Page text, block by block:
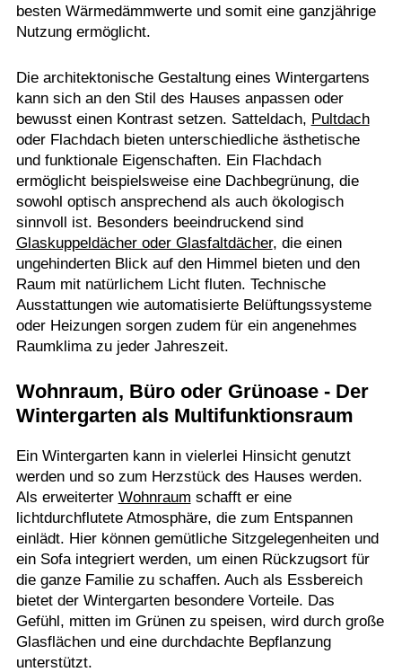
besten Wärmedämmwerte und somit eine ganzjährige
Nutzung ermöglicht.
Die architektonische Gestaltung eines Wintergartens
kann sich an den Stil des Hauses anpassen oder
bewusst einen Kontrast setzen. Satteldach, Pultdach
oder Flachdach bieten unterschiedliche ästhetische
und funktionale Eigenschaften. Ein Flachdach
ermöglicht beispielsweise eine Dachbegrünung, die
sowohl optisch ansprechend als auch ökologisch
sinnvoll ist. Besonders beeindruckend sind
Glaskuppeldächer oder Glasfaltdächer, die einen
ungehinderten Blick auf den Himmel bieten und den
Raum mit natürlichem Licht fluten. Technische
Ausstattungen wie automatisierte Belüftungssysteme
oder Heizungen sorgen zudem für ein angenehmes
Raumklima zu jeder Jahreszeit.
Wohnraum, Büro oder Grünoase - Der
Wintergarten als Multifunktionsraum
Ein Wintergarten kann in vielerlei Hinsicht genutzt
werden und so zum Herzstück des Hauses werden.
Als erweiterter Wohnraum schafft er eine
lichtdurchflutete Atmosphäre, die zum Entspannen
einlädt. Hier können gemütliche Sitzgelegenheiten und
ein Sofa integriert werden, um einen Rückzugsort für
die ganze Familie zu schaffen. Auch als Essbereich
bietet der Wintergarten besondere Vorteile. Das
Gefühl, mitten im Grünen zu speisen, wird durch große
Glasflächen und eine durchdachte Bepflanzung
unterstützt.